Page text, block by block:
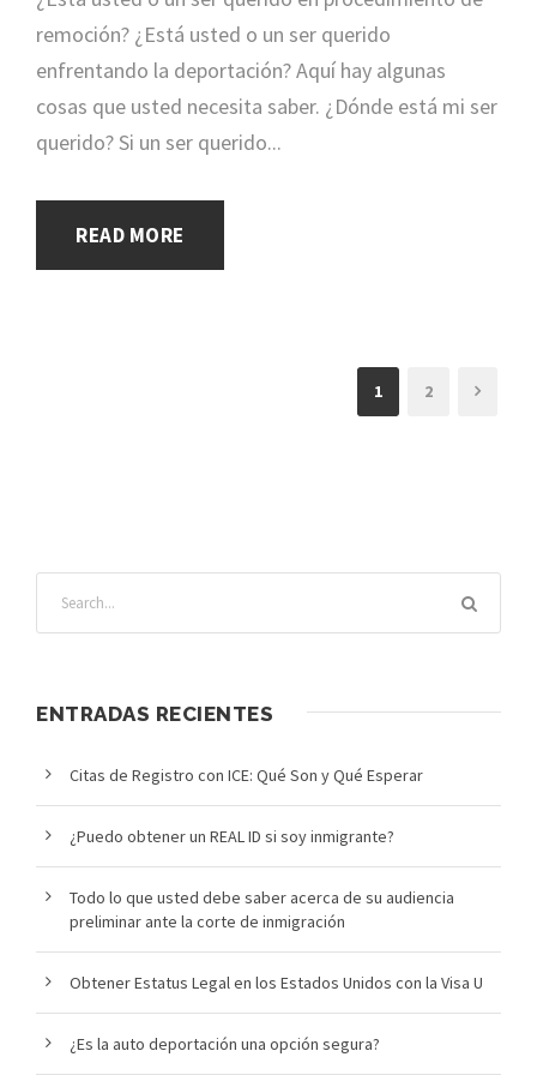
remoción? ¿Está usted o un ser querido
enfrentando la deportación? Aquí hay algunas
cosas que usted necesita saber. ¿Dónde está mi ser
querido? Si un ser querido...
READ MORE
1 2
ENTRADAS RECIENTES
Citas de Registro con ICE: Qué Son y Qué Esperar
¿Puedo obtener un REAL ID si soy inmigrante?
Todo lo que usted debe saber acerca de su audiencia
preliminar ante la corte de inmigración
Obtener Estatus Legal en los Estados Unidos con la Visa U
¿Es la auto deportación una opción segura?